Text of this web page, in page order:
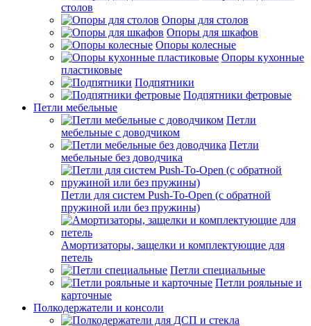
столов
Опоры для столов
Опоры для шкафов
Опоры колесные
Опоры кухонные
пластиковые
Подпятники
Подпятники фетровые
Петли мебельные
Петли
мебельные с доводчиком
Петли
мебельные без доводчика
Петли для систем Push-To-Open (с обратной
пружиной или без пружины)
Амортизаторы, защелки и комплектующие для
петель
Петли специальные
Петли рояльные и
карточные
Полкодержатели и консоли